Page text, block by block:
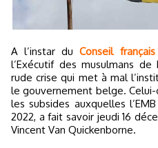
A l’instar duConseil
l’Exécutif des musulmans
rude crise qui met à mal
le gouvernement belge.
les subsides auxquelles
2022, a fait savoir jeudi 16
Vincent Van Quickenborne.